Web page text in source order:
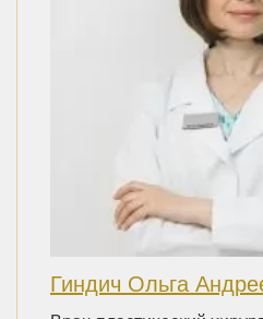
Гиндич Ольга